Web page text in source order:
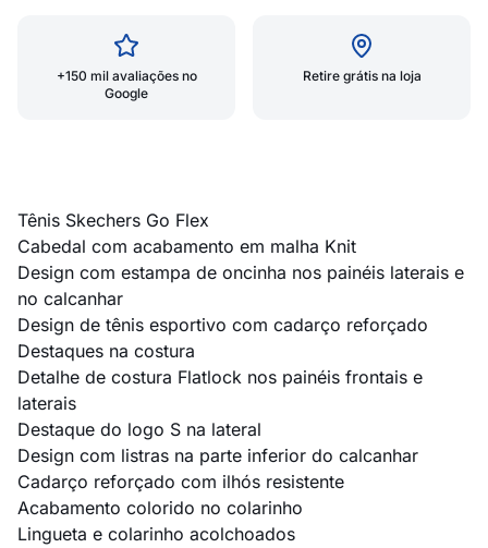
+150 mil avaliações no
Google
Retire grátis na loja
Tênis Skechers Go Flex
Cabedal com acabamento em malha Knit
Design com estampa de oncinha nos painéis laterais e
no calcanhar
Design de tênis esportivo com cadarço reforçado
Destaques na costura
Detalhe de costura Flatlock nos painéis frontais e
laterais
Destaque do logo S na lateral
Design com listras na parte inferior do calcanhar
Cadarço reforçado com ilhós resistente
Acabamento colorido no colarinho
Lingueta e colarinho acolchoados